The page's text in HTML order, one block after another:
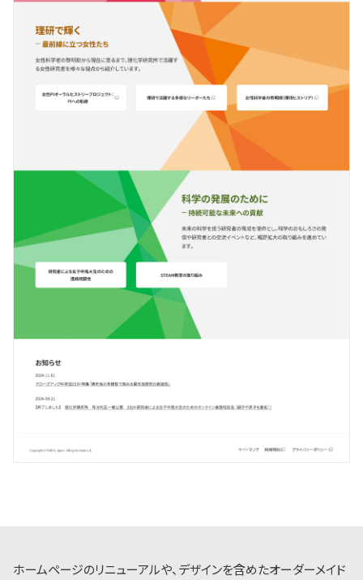
ホームページのリニューアルや、デザインを含めたオーダーメイド